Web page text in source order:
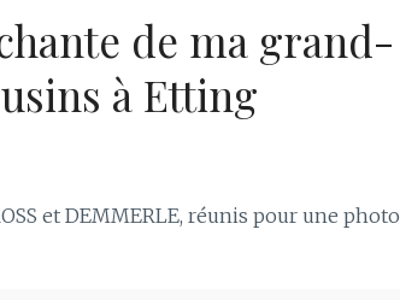
de ma grand-
à Etting
et DEMMERLE, réunis pour une photo